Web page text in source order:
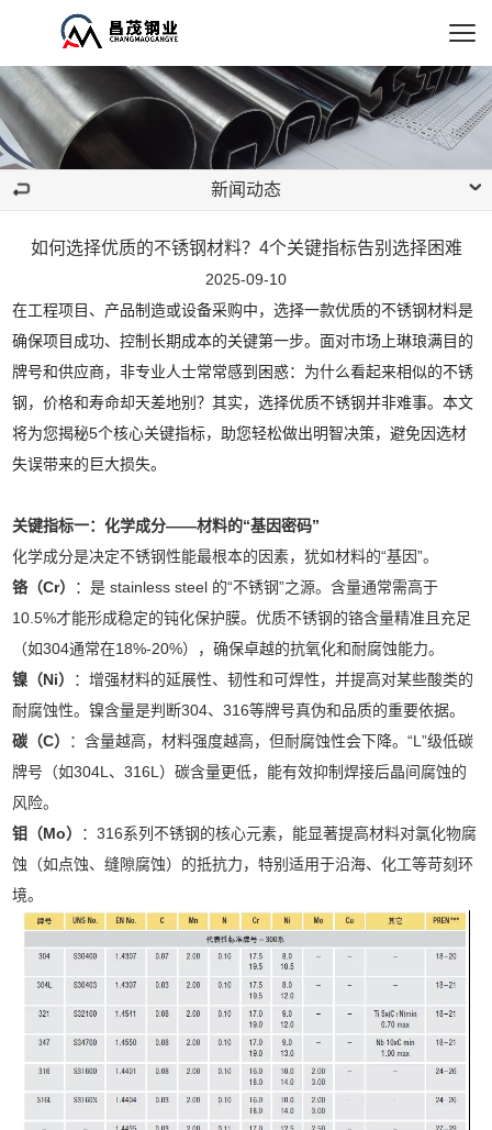
新闻动态
如何选择优质的不锈钢材料？4个关键指标告别选择困难
2025-09-10
在工程项目、产品制造或设备采购中，选择一款优质的不锈钢材料是
确保项目成功、控制长期成本的关键第一步。面对市场上琳琅满目的
牌号和供应商，非专业人士常常感到困惑：为什么看起来相似的不锈
钢，价格和寿命却天差地别？其实，选择优质不锈钢并非难事。本文
将为您揭秘5个核心关键指标，助您轻松做出明智决策，避免因选材
失误带来的巨大损失。
关键指标一：化学成分——材料的“基因密码”
化学成分是决定不锈钢性能最根本的因素，犹如材料的“基因”。
铬（Cr）
：是 stainless steel 的“不锈钢”之源。含量通常需高于
10.5%才能形成稳定的钝化保护膜。优质不锈钢的铬含量精准且充足
（如304通常在18%-20%），确保卓越的抗氧化和耐腐蚀能力。
镍（Ni）
：增强材料的延展性、韧性和可焊性，并提高对某些酸类的
耐腐蚀性。镍含量是判断304、316等牌号真伪和品质的重要依据。
碳（C）
：含量越高，材料强度越高，但耐腐蚀性会下降。“L”级低碳
牌号（如304L、316L）碳含量更低，能有效抑制焊接后晶间腐蚀的
风险。
钼（Mo）
：316系列不锈钢的核心元素，能显著提高材料对氯化物腐
蚀（如点蚀、缝隙腐蚀）的抵抗力，特别适用于沿海、化工等苛刻环
境。